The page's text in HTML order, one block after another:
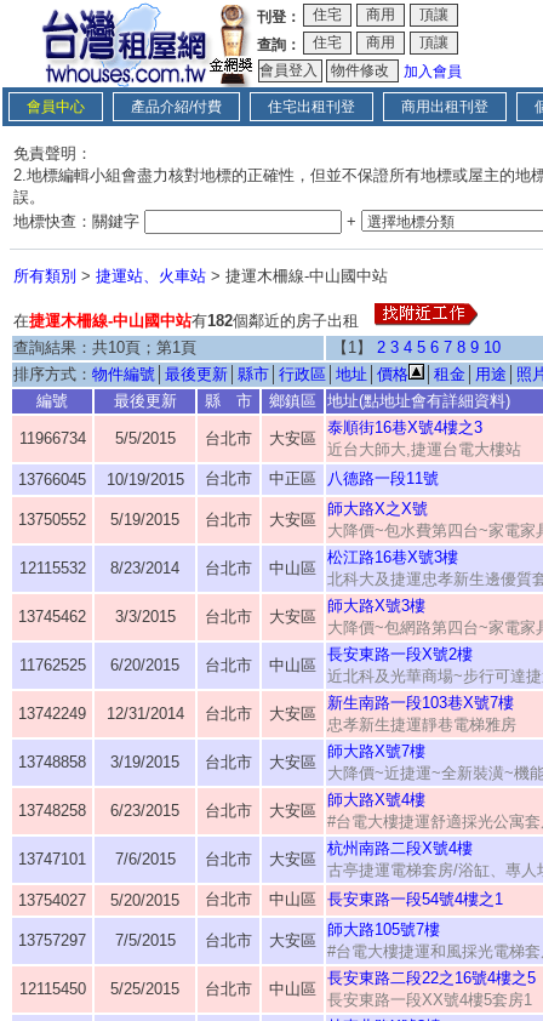
刊登：
查詢：
加入會員
會員中心 產品介紹/付費 住宅出租刊登 商用出租刊登
免責聲明：
2.地標編輯小組會盡力核對地標的正確性，但並不保證所有地標或屋主的地
誤。
地標快查：關鍵字
+
所有類別 > 捷運站、火車站 > 捷運木柵線-中山國中站
在捷運木柵線-中山國中站有182個鄰近的房子出租
查詢結果：共10頁；第1頁
【1】 2 3 4 5 6 7 8 9 10
排序方式： 物件編號 最後更新 縣市 行政區 地址 價格 租金 用途
照
編號
最後更新 縣 市 鄉鎮區 地址(點地址會有詳細資料)
11966734 5/5/2015 台北市 大安區
泰順街16巷X號4樓之3
近台大師大,捷運台電大樓站
13766045
10/19/2015 台北市 中正區 八德路一段11號
13750552 5/19/2015 台北市 大安區
師大路X之X號
大降價~包水費第四台~家電家
12115532 8/23/2014 台北市 中山區
松江路16巷X號3樓
北科大及捷運忠孝新生邊優質
13745462 3/3/2015 台北市 大安區
師大路X號3樓
大降價~包網路第四台~家電家
11762525 6/20/2015 台北市 中山區
長安東路一段X號2樓
近北科及光華商場~步行可達
13742249 12/31/2014 台北市 大安區
新生南路一段103巷X號7樓
忠孝新生捷運靜巷電梯雅房
13748858 3/19/2015 台北市 大安區
師大路X號7樓
大降價~近捷運~全新裝潢~機
13748258 6/23/2015 台北市 大安區
師大路X號4樓
#台電大樓捷運舒適採光公寓
13747101 7/6/2015 台北市 大安區
杭州南路二段X號4樓
古亭捷運電梯套房/浴缸、專人
13754027
5/20/2015 台北市 中山區 長安東路一段54號4樓之1
13757297 7/5/2015 台北市 大安區
師大路105號7樓
#台電大樓捷運和風採光電梯
12115450 5/25/2015 台北市 中山區
長安東路二段22之16號4樓之5
長安東路一段XX號4樓5套房1